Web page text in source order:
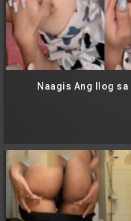
Naagis Ang Ilog sa